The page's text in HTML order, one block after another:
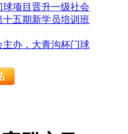
球项目晋升一级社会
五期新学员培训班
主办，大青沟杯门球